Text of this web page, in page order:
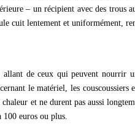
– un récipient avec des
cuit lentement et uniformément,
de ceux qui peuvent nourrir
le matériel, les
et ne durent pas aussi
100 euros ou plus.